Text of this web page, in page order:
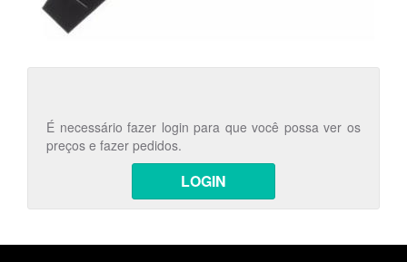
É necessário fazer login para que você possa ver os
preços e fazer pedidos.
LOGIN